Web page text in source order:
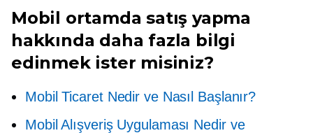
Mobil ortamda satış yapma
hakkında daha fazla bilgi
edinmek ister misiniz?
Mobil Ticaret Nedir ve Nasıl Başlanır?
Mobil Alışveriş Uygulaması Nedir ve